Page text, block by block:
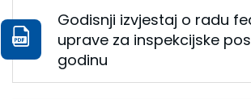
Godisnji izvjestaj o radu
uprave za inspekcijske
godinu